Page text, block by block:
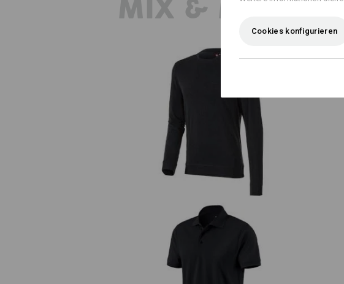
MIX & MATCH
e.s. Longsleeve cotton stretch
e.s. Polo-Shirt cotton
Cookies konfigurieren